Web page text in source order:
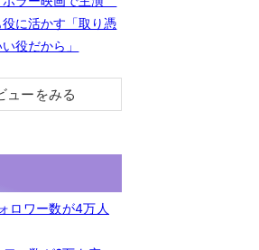
に活かす「取り憑
役だから」
ューをみる
ワー数が4万人